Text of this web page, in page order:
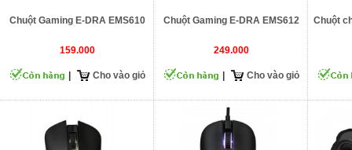
Chuột Gaming E-DRA EMS610
159.000
Cho vào giỏ
Chuột Gaming E-DRA EMS612
249.000
Cho vào giỏ
Chuột